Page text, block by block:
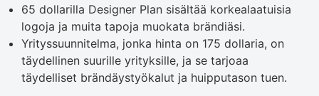
65 dollarilla Designer Plan sisältää korkealaatuisia
logoja ja muita tapoja muokata brändiäsi.
Yrityssuunnitelma, jonka hinta on 175 dollaria, on
täydellinen suurille yrityksille, ja se tarjoaa
täydelliset brändäystyökalut ja huipputason tuen.